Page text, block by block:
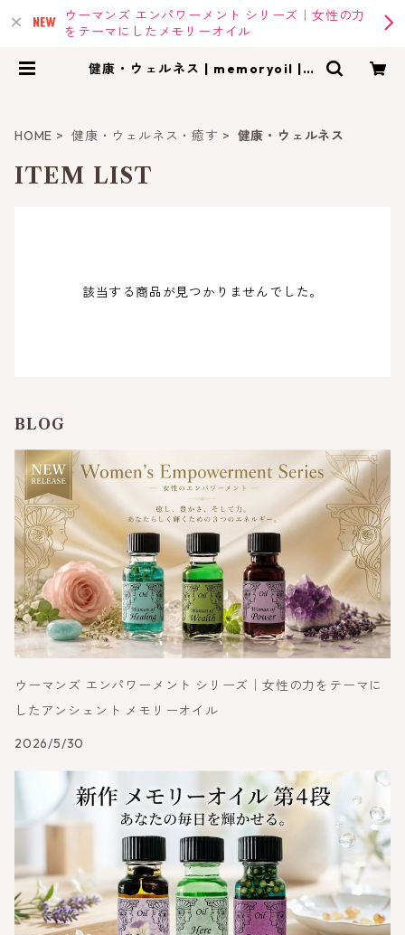
ウーマンズ エンパワーメント シリーズ｜女性の力
をテーマにしたメモリーオイル
健康・ウェルネス | memoryoil |ア
HOME 健康・ウェルネス・癒す 健康・ウェルネス
ITEM LIST
該当する商品が見つかりませんでした。
BLOG
ウーマンズ エンパワーメント シリーズ｜女性の力をテーマに
したアンシェント メモリーオイル
2026/5/30